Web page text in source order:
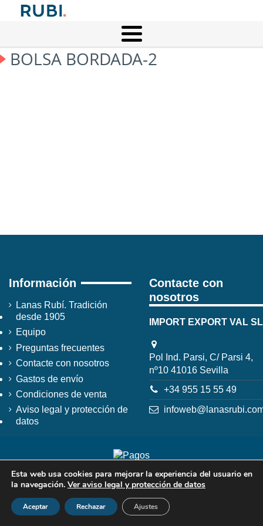
BOLSA BORDADA-2
Información
Lanas Rubí. Tradición
desde 1905
Equipo
Preguntas frecuentes
Contacte con nosotros
Gastos de envío
Condiciones de venta
Aviso legal y protección de
datos
Contacte con
nosotros
IMPORT EXPORT VAL SL
Pol Ind. Parsi, C/ Parsi 4,
nº10 41016 Sevilla
+34 955 15 55 49
Esta web usa cookies para mejorar la experiencia del usuario en
la navegación. Ver aviso legal y protección de datos
Aceptar Rechazar Ajustes